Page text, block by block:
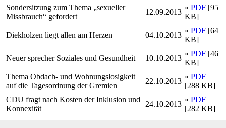
Sondersitzung zum Thema „sexueller
Missbrauch“ gefordert
12.09.2013
» PDF [95
KB]
Diekholzen liegt allen am Herzen 04.10.2013
» PDF [64
KB]
Neuer sprecher Soziales und Gesundheit 10.10.2013
» PDF [46
KB]
Thema Obdach- und Wohnungslosigkeit
auf die Tagesordnung der Gremien
22.10.2013
» PDF
[288 KB]
CDU fragt nach Kosten der Inklusion und
Konnexität
24.10.2013
» PDF
[282 KB]